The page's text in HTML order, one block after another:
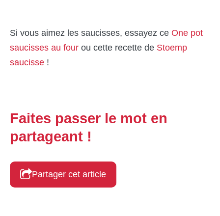
Si vous aimez les saucisses, essayez ce One pot
saucisses au four ou cette recette de Stoemp
saucisse !
Faites passer le mot en
partageant !
Partager cet article